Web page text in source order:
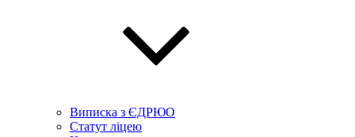
Виписка з ЄДРЮО
Статут ліцею